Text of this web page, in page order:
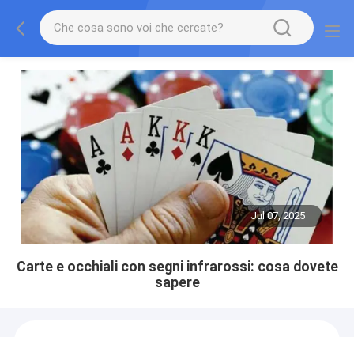
Jul 07, 2025
Carte e occhiali con segni infrarossi: cosa dovete
sapere